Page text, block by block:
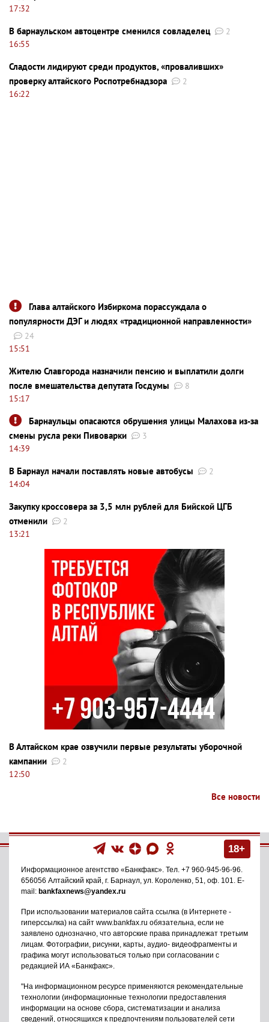
17:32
В барнаульском автоцентре сменился совладелец
2
16:55
Сладости лидируют среди продуктов, «проваливших»
проверку алтайского Роспотребнадзора
2
16:22
Глава алтайского Избиркома порассуждала о
популярности ДЭГ и людях «традиционной направленности»
24
15:51
Жителю Славгорода назначили пенсию и выплатили долги
после вмешательства депутата Госдумы
8
15:17
Барнаульцы опасаются обрушения улицы Малахова из-за
смены русла реки Пивоварки
3
14:39
В Барнаул начали поставлять новые автобусы
2
14:04
Закупку кроссовера за 3,5 млн рублей для Бийской ЦГБ
отменили
2
13:21
В Алтайском крае озвучили первые результаты уборочной
кампании
2
12:50
Все новости
18+
Информационное агентство «Банкфакс». Тел. +7 960-945-96-96.
656056 Алтайский край, г. Барнаул, ул. Короленко, 51, оф. 101. E-
mail: bankfaxnews@yandex.ru
При использовании материалов сайта ссылка (в Интернете -
гиперссылка) на сайт www.bankfax.ru обязательна, если не
заявлено однозначно, что авторские права принадлежат третьим
лицам. Фотографии, рисунки, карты, аудио- видеофрагменты и
графика могут использоваться только при согласовании с
редакцией ИА «Банкфакс».
"На информационном ресурсе применяются рекомендательные
технологии (информационные технологии предоставления
информации на основе сбора, систематизации и анализа
сведений, относящихся к предпочтениям пользователей сети